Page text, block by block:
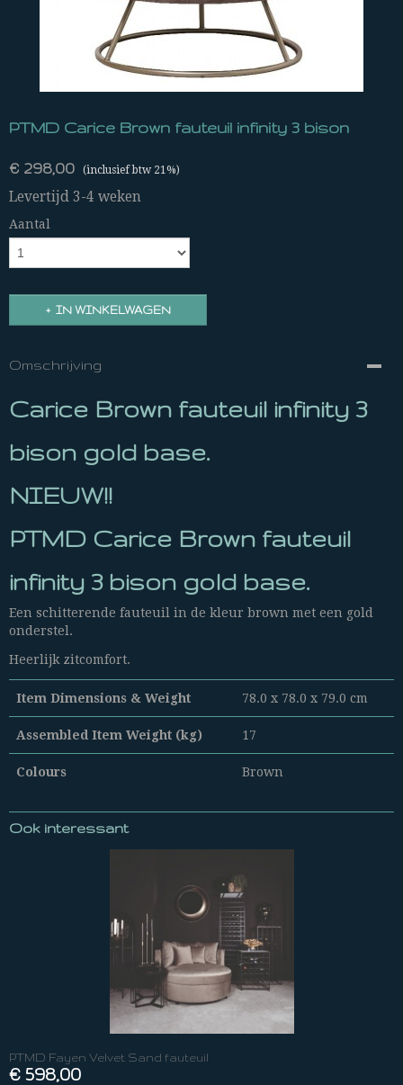
PTMD Carice Brown fauteuil infinity 3 bison
€ 298,00 (inclusief btw 21%)
Levertijd 3-4 weken
Aantal
IN WINKELWAGEN
Omschrijving
Carice Brown fauteuil infinity 3
bison gold base.
NIEUW!!
PTMD Carice Brown fauteuil
infinity 3 bison gold base.
Een schitterende fauteuil in de kleur brown met een gold
onderstel.
Heerlijk zitcomfort.
Item Dimensions & Weight 78.0 x 78.0 x 79.0 cm
Assembled Item Weight (kg) 17
Colours Brown
Ook interessant
PTMD Fayen Velvet Sand fauteuil
€ 598,00